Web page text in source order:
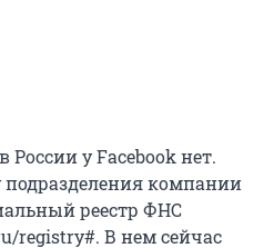
у Facebook нет.
подразделения компании
реестр ФНС
registry#. В нем сейчас